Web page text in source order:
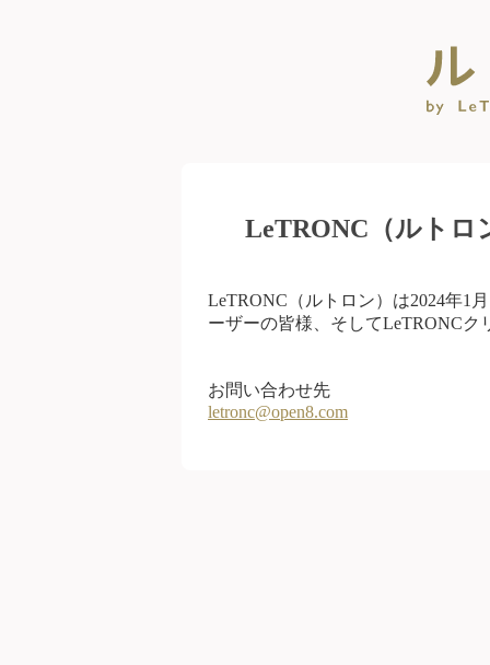
LeTRONC（ルトロ
LeTRONC（ルトロン）は2024年1
ーザーの皆様、そしてLeTRONC
お問い合わせ先
letronc@open8.com